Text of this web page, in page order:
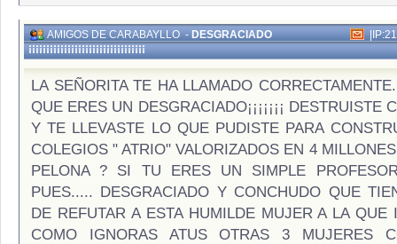
AMIGOS DE CARABAYLLO-DESGRACIADO
¡¡¡¡¡¡¡¡¡¡¡¡¡¡¡¡¡¡¡¡¡¡¡¡¡¡¡¡¡¡¡¡¡
|
LA SEÑORITA TE HA LLAMADO
QUE ERES UN DESGRACIADO¡¡¡¡¡¡¡ DESTRUISTE
Y TE LLEVASTE LO QUE PUDISTE PARA
COLEGIOS " ATRIO" VALORIZADOS EN 4
PELONA ? SI TU ERES UN SIMPLE
PUES..... DESGRACIADO Y CONCHUDO QUE
DE REFUTAR A ESTA HUMILDE MUJER A LA QUE
COMO IGNORAS ATUS OTRAS 3 MUJERES